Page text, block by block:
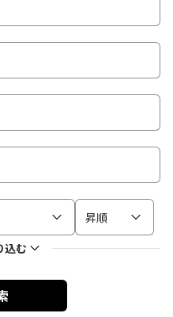
昇順
込む